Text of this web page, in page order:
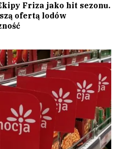
Friza jako hit sezonu.
ofertą lodów